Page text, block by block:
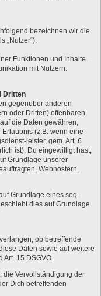
bezeichnen wir die
„Nutzer“).
Funktionen und Inhalte.
mit Nutzern.
Dritten
gegenüber anderen
oder Dritten) offenbaren,
die Daten gewähren,
(z.B. wenn eine
leister, gem. Art. 6
ist), Du eingewilligt hast,
Grundlage unserer
Webhostern,
Grundlage eines sog.
dies auf Grundlage
ob betreffende
Daten sowie auf weitere
15 DSGVO.
die Vervollständigung der
Dich betreffenden